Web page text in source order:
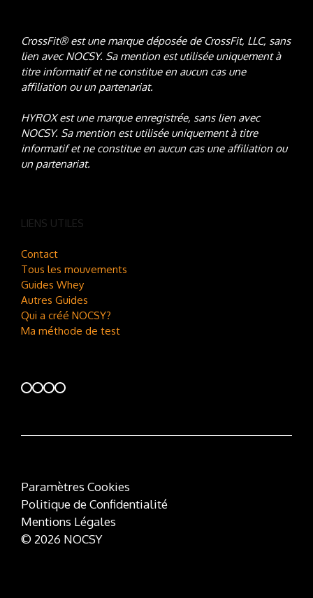
CrossFit® est une marque déposée de CrossFit, LLC, sans
lien avec NOCSY. Sa mention est utilisée uniquement à
titre informatif et ne constitue en aucun cas une
affiliation ou un partenariat.
HYROX est une marque enregistrée, sans lien avec
NOCSY. Sa mention est utilisée uniquement à titre
informatif et ne constitue en aucun cas une affiliation ou
un partenariat.
LIENS UTILES
Contact
Tous les mouvements
Guides Whey
Autres Guides
Qui a créé NOCSY?
Ma méthode de test
© 2026 NOCSY
Paramètres Cookies
Politique de Confidentialité
Mentions Légales